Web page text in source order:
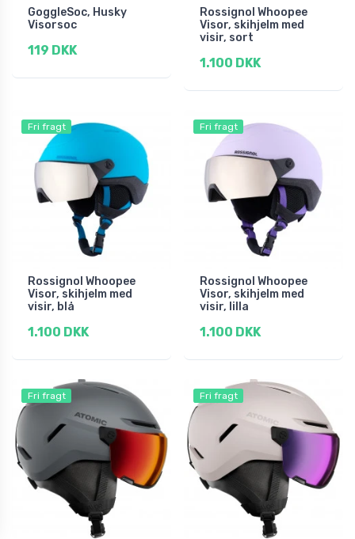
GoggleSoc, Husky
Visorsoc
119 DKK
Rossignol Whoopee
Visor, skihjelm med
visir, sort
1.100 DKK
Fri fragt
Rossignol Whoopee
Visor, skihjelm med
visir, blå
1.100 DKK
Fri fragt
Rossignol Whoopee
Visor, skihjelm med
visir, lilla
1.100 DKK
Fri fragt Fri fragt